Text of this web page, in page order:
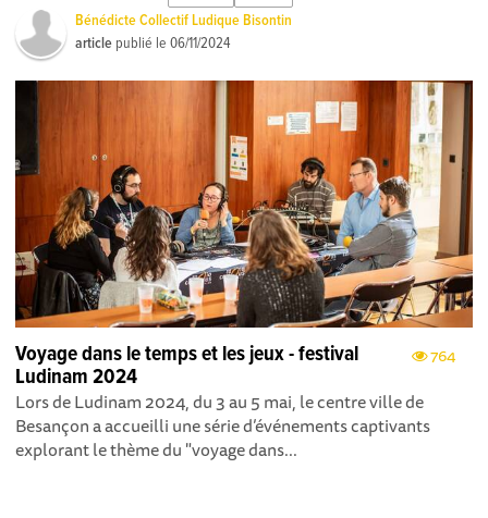
Bénédicte Collectif Ludique Bisontin
article publié le06/11/2024
764
Voyage dans le temps et les jeux - festival
Ludinam 2024
Lors de Ludinam 2024, du 3 au 5 mai, le centre ville de
Besançon a accueilli une série d’événements captivants
explorant le thème du "voyage dans...